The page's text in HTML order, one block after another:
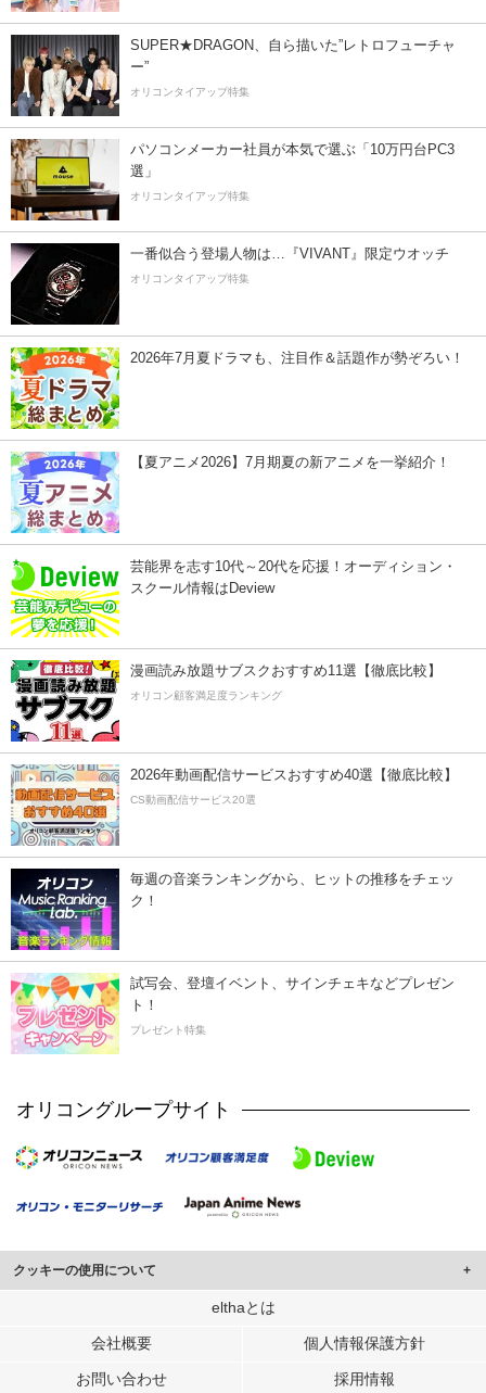
SUPER★DRAGON、自ら描いた”レトロフューチャ
ー”
オリコンタイアップ特集
パソコンメーカー社員が本気で選ぶ「10万円台PC3
選」
オリコンタイアップ特集
一番似合う登場人物は…『VIVANT』限定ウオッチ
オリコンタイアップ特集
2026年7月夏ドラマも、注目作＆話題作が勢ぞろい！
【夏アニメ2026】7月期夏の新アニメを一挙紹介！
芸能界を志す10代～20代を応援！オーディション・
スクール情報はDeview
漫画読み放題サブスクおすすめ11選【徹底比較】
オリコン顧客満足度ランキング
2026年動画配信サービスおすすめ40選【徹底比較】
CS動画配信サービス20選
毎週の音楽ランキングから、ヒットの推移をチェッ
ク！
試写会、登壇イベント、サインチェキなどプレゼン
ト！
プレゼント特集
オリコングループサイト
クッキーの使用について
このサイトでは Cookie を使用して、ユーザーに合わせたコンテンツや広告の
行っています。
メディアや広告配信、データ解析の各パートナーに提供しています。
elthaとは
会社概要 個人情報保護方針
お問い合わせ 採用情報